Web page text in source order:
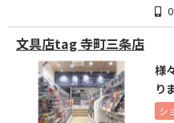
文具店tag 寺町三条店
様
り
ち
シ